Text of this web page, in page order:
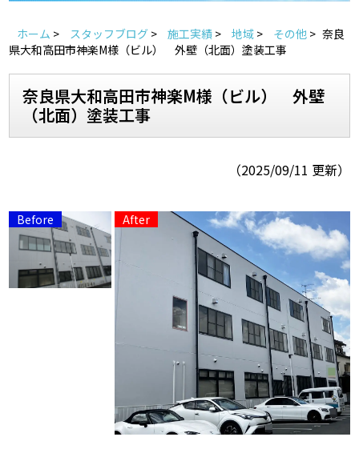
地域の事例がいっぱい
ヨネヤの施工実績
Home
雨漏りについて 雨漏りの施工実績
ヨネヤがお客様から選ばれる10の
理由
リフォームローン
アパート・マンション修繕
ホーム > スタッフブログ > 施工実績 > 地域 > その他 > 奈良
県大和高田市神楽M様（ビル） 外壁（北面）塗装工事
奈良県大和高田市神楽M様（ビル） 外壁
（北面）塗装工事
（2025/09/11 更新）